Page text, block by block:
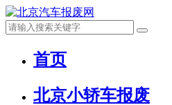
首页
北京小轿车报废